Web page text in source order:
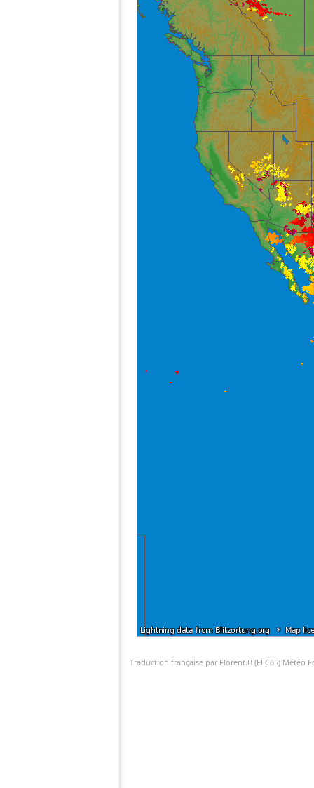
Traduction française par Florent.B (FLC85) Météo